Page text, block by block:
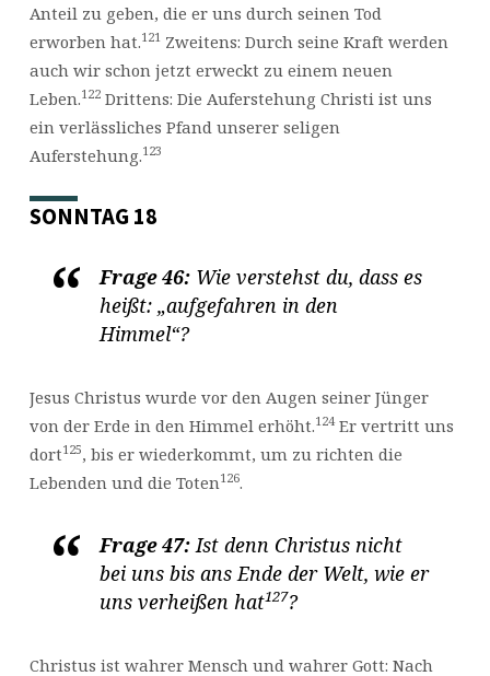
Anteil zu geben, die er uns durch seinen Tod
erworben hat.121Zweitens: Durch seine Kraft werden
auch wir schon jetzt erweckt zu einem neuen
Leben.122Drittens: Die Auferstehung Christi ist uns
ein verlässliches Pfand unserer seligen
Auferstehung.123
SONNTAG 18
Frage 46:Wie verstehst du, dass es
heißt: „aufgefahren in den
Himmel“?
Jesus Christus wurde vor den Augen seiner Jünger
von der Erde in den Himmel erhöht.124Er vertritt uns
dort125, bis er wiederkommt, um zu richten die
Lebenden und die Toten126.
Frage 47:Ist denn Christus nicht
bei uns bis ans Ende der Welt, wie er
uns verheißen hat127?
Christus ist wahrer Mensch und wahrer Gott: Nach